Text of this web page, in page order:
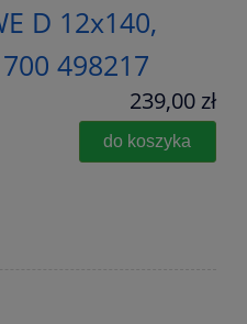
D 12x140,
498217
239,00 zł
do koszyka